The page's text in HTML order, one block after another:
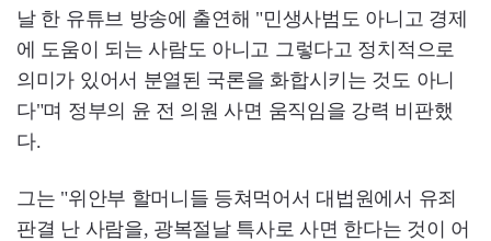
날 한 유튜브 방송에 출연해 "민생사범도 아니고 경제
에 도움이 되는 사람도 아니고 그렇다고 정치적으로
의미가 있어서 분열된 국론을 화합시키는 것도 아니
다"며 정부의 윤 전 의원 사면 움직임을 강력 비판했
다.
그는 "위안부 할머니들 등쳐먹어서 대법원에서 유죄
판결 난 사람을, 광복절날 특사로 사면 한다는 것이 어